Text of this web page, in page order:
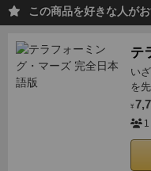
この商品を好きな人が
テ
い
を
¥